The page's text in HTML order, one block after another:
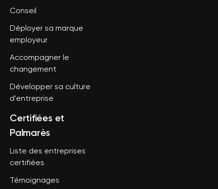
Conseil
Déployer sa marque
employeur
Accompagner le
changement
Développer sa culture
d'entreprise
Certifiées et
Palmarès
Liste des entreprises
certifiées
Témoignages